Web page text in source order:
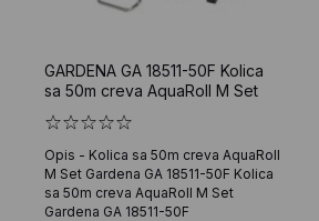
GARDENA GA 18511-50F Kolica
sa 50m creva AquaRoll M Set
Opis - Kolica sa 50m creva AquaRoll
M Set Gardena GA 18511-50F Kolica
sa 50m creva AquaRoll M Set
Gardena GA 18511-50F